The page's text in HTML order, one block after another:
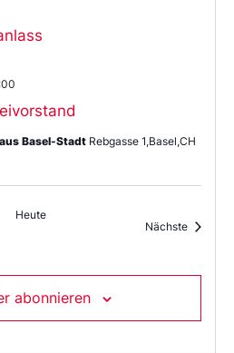
Basel-Stadt Rebgasse 1,Basel,CH
Heute
Nächste
abonnieren